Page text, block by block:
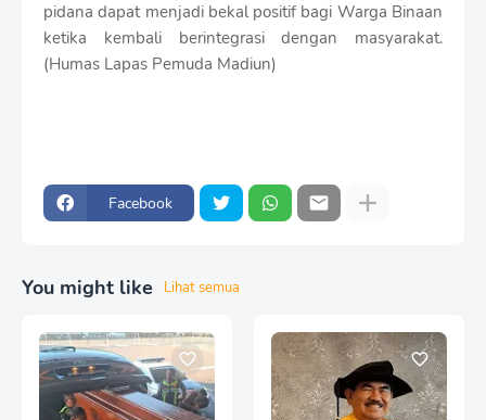
pidana dapat menjadi bekal positif bagi Warga Binaan
ketika kembali berintegrasi dengan masyarakat.
(Humas Lapas Pemuda Madiun)
Facebook
You might like Lihat semua